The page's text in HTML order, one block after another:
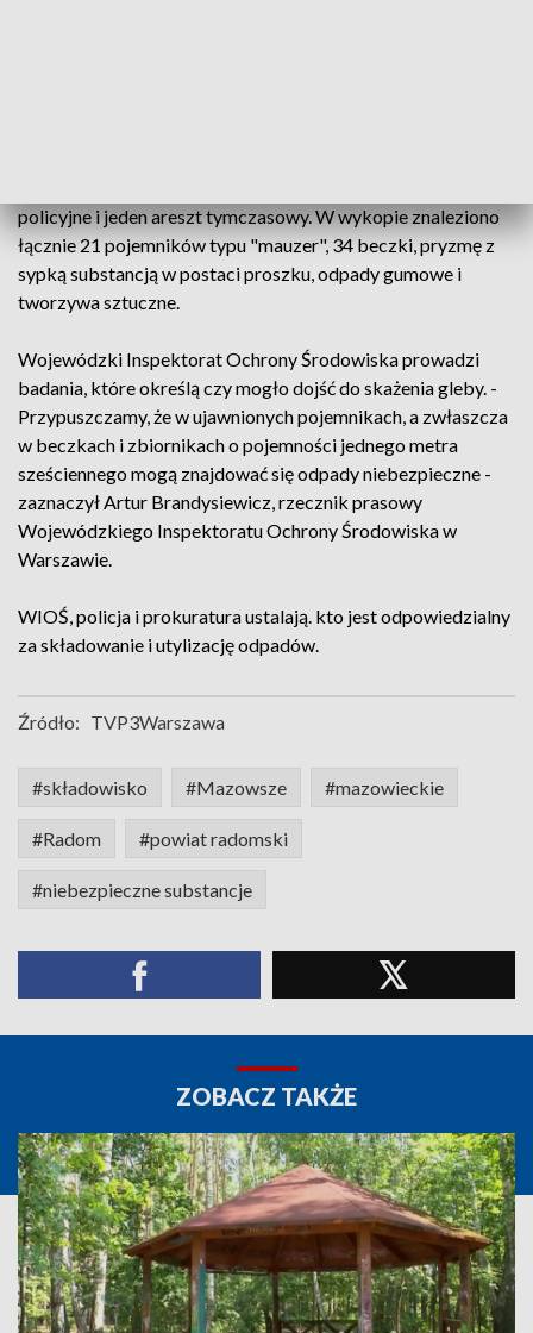
policyjne i jeden areszt tymczasowy. W wykopie znaleziono
łącznie 21 pojemników typu "mauzer", 34 beczki, pryzmę z
sypką substancją w postaci proszku, odpady gumowe i
tworzywa sztuczne.
Wojewódzki Inspektorat Ochrony Środowiska prowadzi
badania, które określą czy mogło dojść do skażenia gleby. -
Przypuszczamy, że w ujawnionych pojemnikach, a zwłaszcza
w beczkach i zbiornikach o pojemności jednego metra
sześciennego mogą znajdować się odpady niebezpieczne -
zaznaczył Artur Brandysiewicz, rzecznik prasowy
Wojewódzkiego Inspektoratu Ochrony Środowiska w
Warszawie.
WIOŚ, policja i prokuratura ustalają. kto jest odpowiedzialny
za składowanie i utylizację odpadów.
Źródło: TVP3Warszawa
#składowisko #Mazowsze #mazowieckie
#Radom #powiat radomski
#niebezpieczne substancje
ZOBACZ TAKŻE